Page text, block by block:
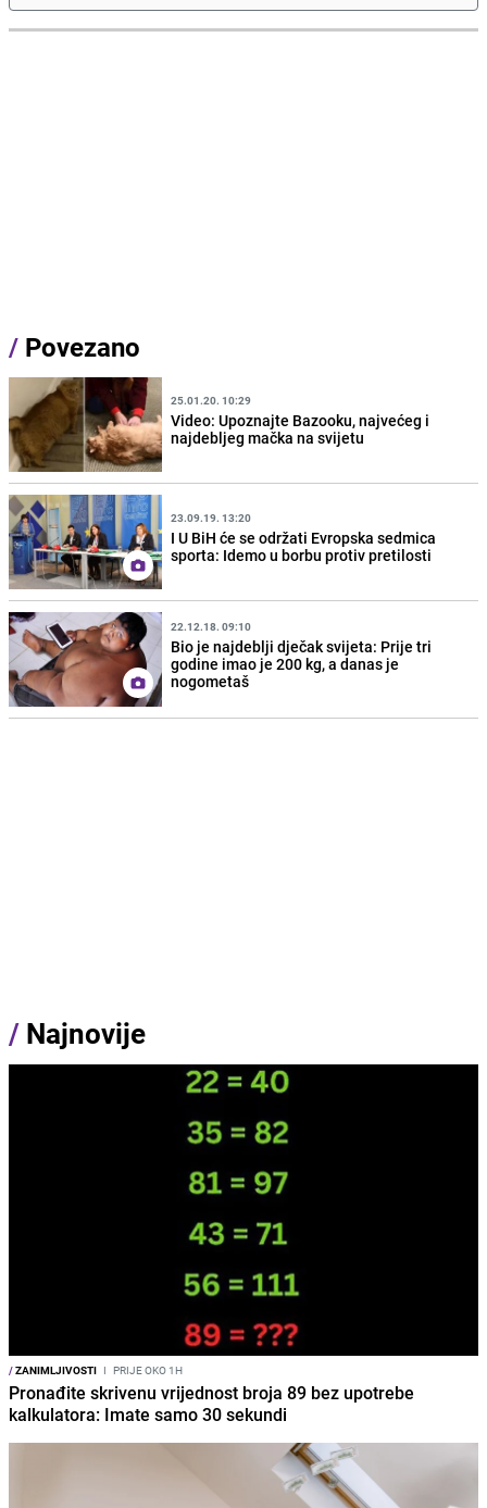
/ Povezano
25.01.20. 10:29
Video: Upoznajte Bazooku, najvećeg i
najdebljeg mačka na svijetu
23.09.19. 13:20
I U BiH će se održati Evropska sedmica
sporta: Idemo u borbu protiv pretilosti
22.12.18. 09:10
Bio je najdeblji dječak svijeta: Prije tri
godine imao je 200 kg, a danas je
nogometaš
/ Najnovije
/ZANIMLJIVOSTI I PRIJE OKO 1H
Pronađite skrivenu vrijednost broja 89 bez upotrebe
kalkulatora: Imate samo 30 sekundi